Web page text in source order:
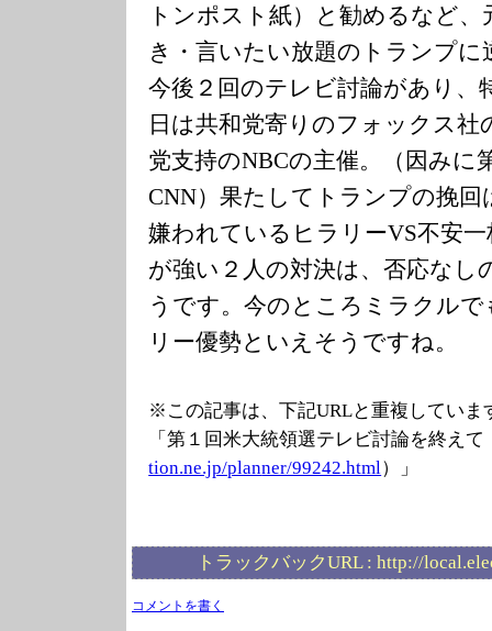
トンポスト紙）と勧めるなど
き・言いたい放題のトランプ
今後２回のテレビ討論があり、
日は共和党寄りのフォックス社
党支持のNBCの主催。（因みに
CNN）果たしてトランプの挽
嫌われているヒラリーVS不安
が強い２人の対決は、否応なし
うです。今のところミラクル
リー優勢といえそうですね。
※この記事は、下記URLと重複していま
「第１回米大統領選テレビ討論を終えて
tion.ne.jp/planner/99242.html ）」
トラックバックURL : http://
コメントを書く